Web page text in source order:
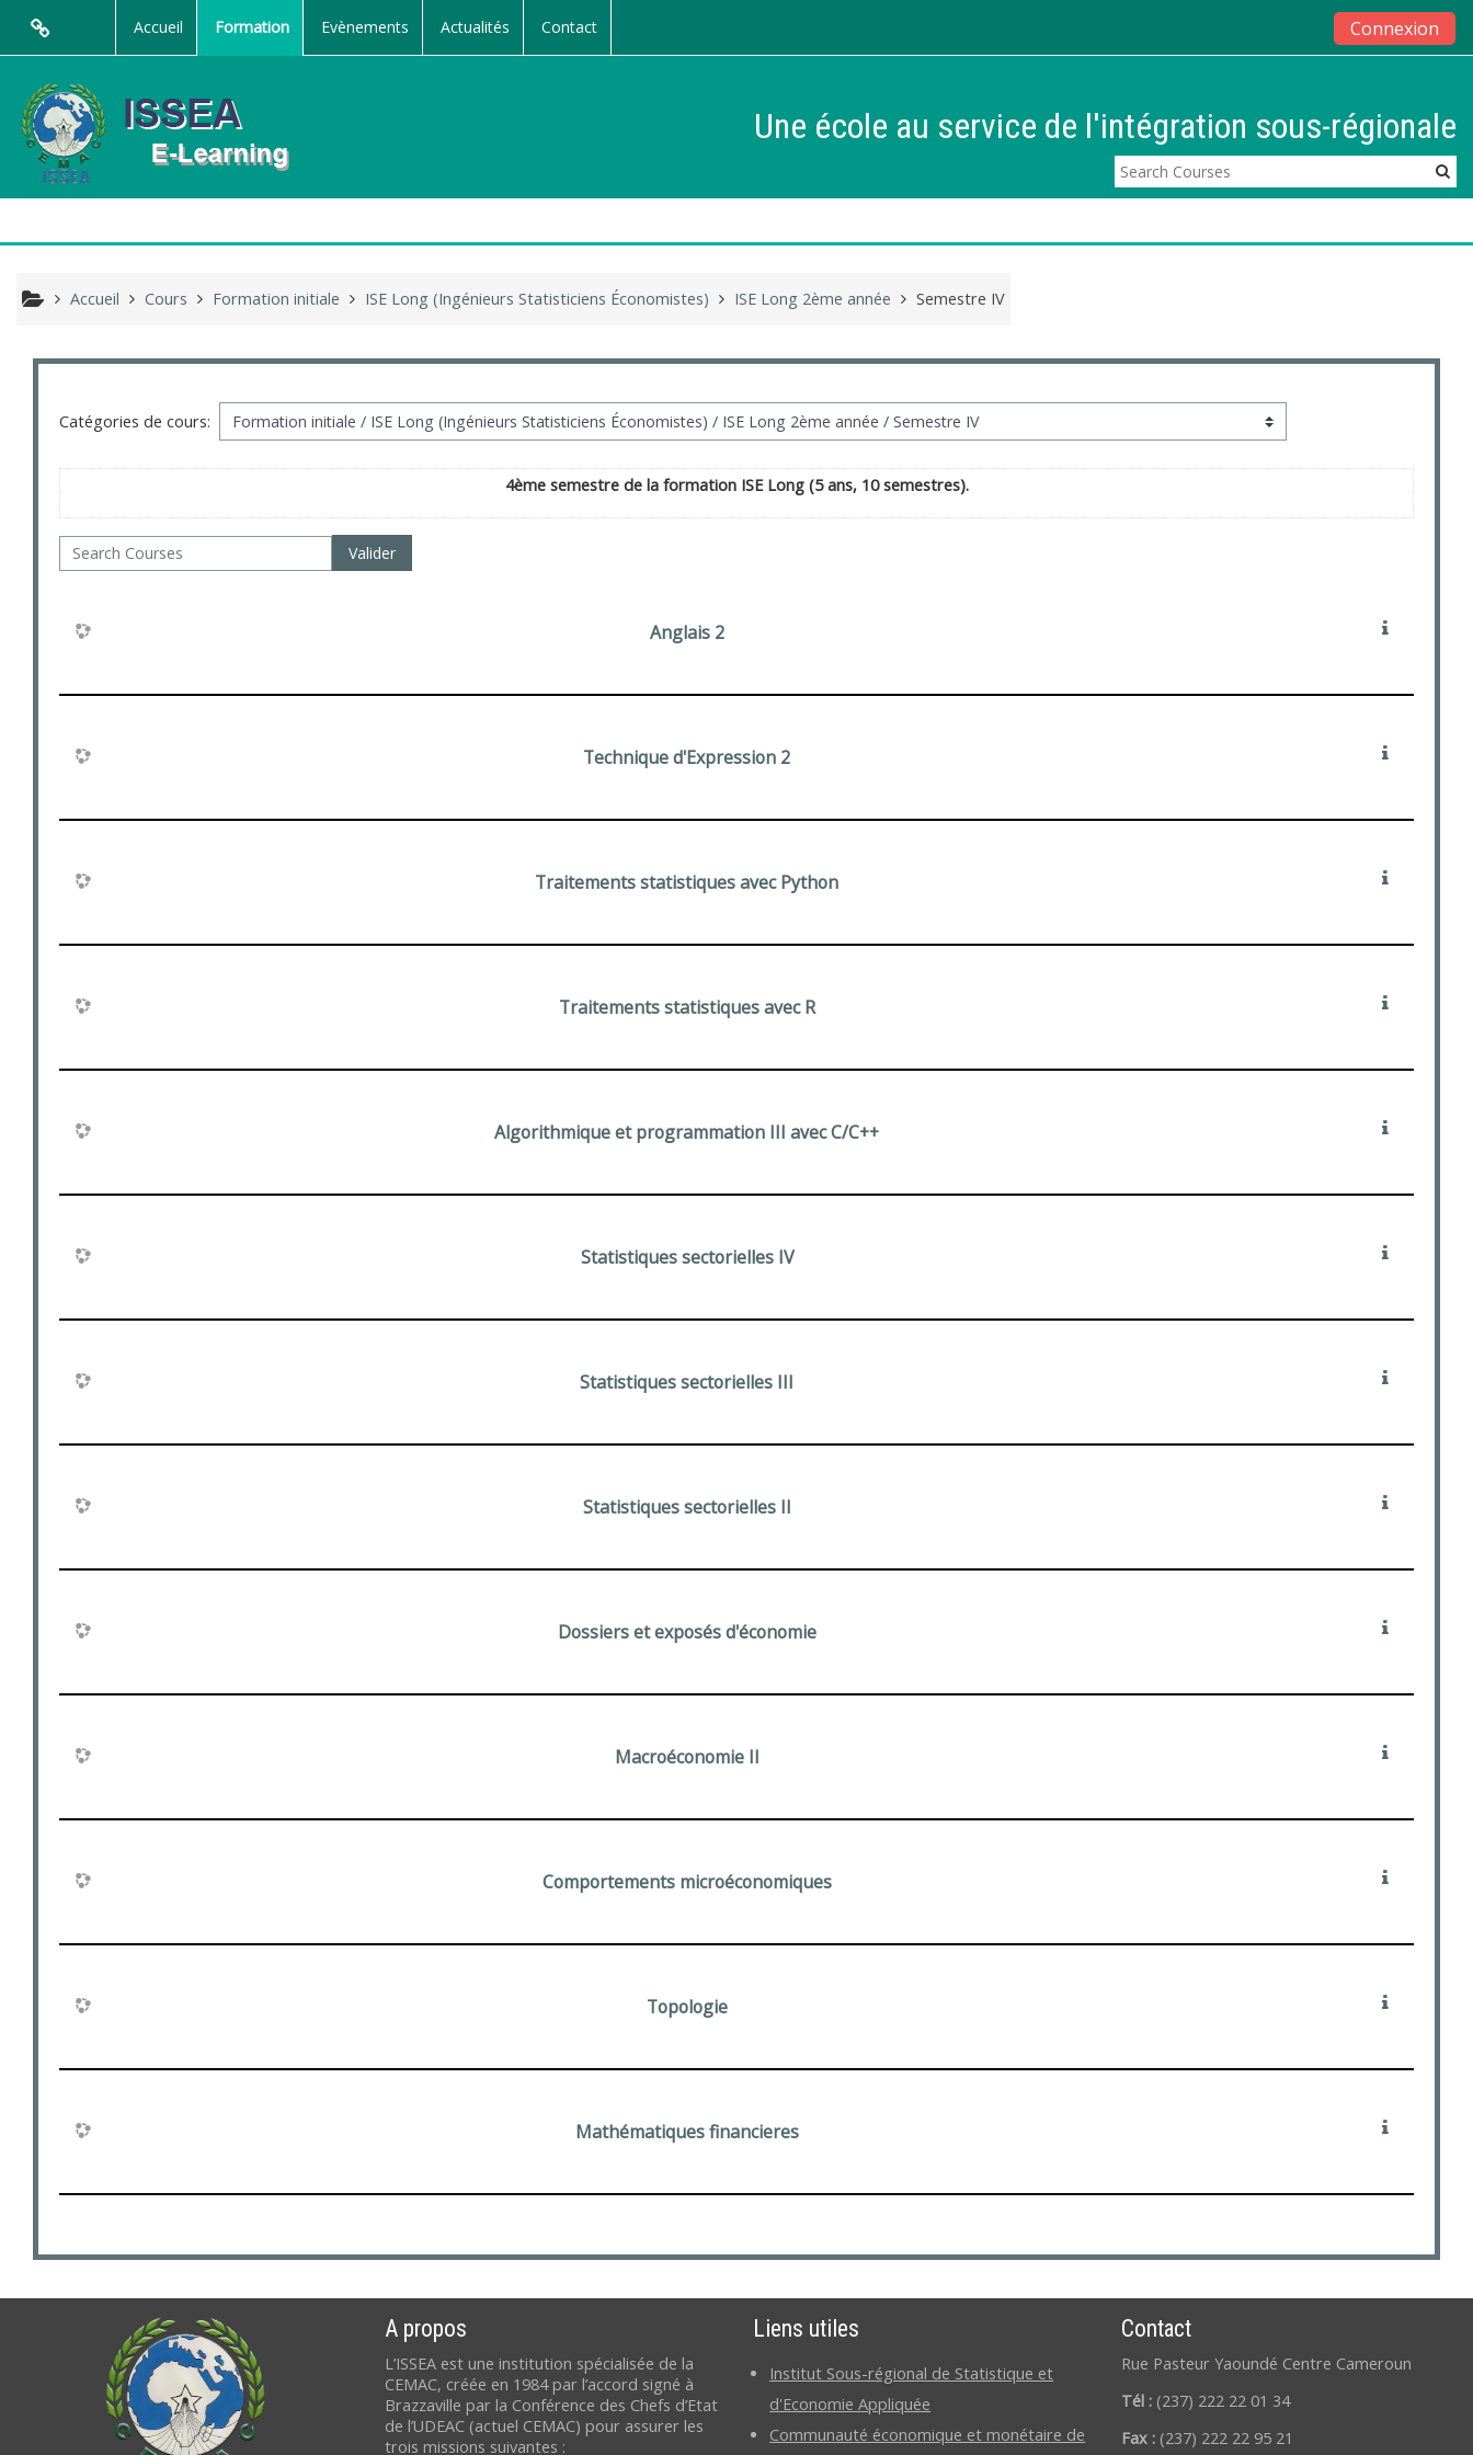
Accueil
Formation Evènements Actualités Contact Connexion
Une école au service de l'intégration sous-régionale
Accueil Cours Formation initiale ISE Long (Ingénieurs Statisticiens Économistes) ISE Long 2ème année Semestre IV
Catégories de cours:
4ème semestre de la formation ISE Long (5 ans, 10 semestres).
Search Courses Valider
Anglais 2
Technique d'Expression 2
Traitements statistiques avec Python
Traitements statistiques avec R
Algorithmique et programmation III avec C/C++
Statistiques sectorielles IV
Statistiques sectorielles III
Statistiques sectorielles II
Dossiers et exposés d'économie
Macroéconomie II
Comportements microéconomiques
Topologie
Mathématiques financieres
A propos
L’ISSEA est une institution spécialisée de la
CEMAC, créée en 1984 par l’accord signé à
Brazzaville par la Conférence des Chefs d’Etat
de l’UDEAC (actuel CEMAC) pour assurer les
trois missions suivantes :
Liens utiles
Institut Sous-régional de Statistique et
d'Economie Appliquée
Communauté économique et monétaire de
Contact
Rue Pasteur Yaoundé Centre Cameroun
Tél : (237) 222 22 01 34
Fax : (237) 222 22 95 21